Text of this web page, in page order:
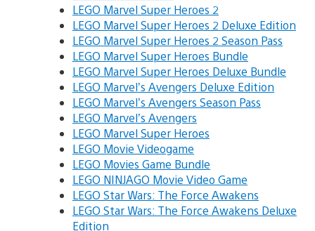
LEGO Marvel Super Heroes 2
LEGO Marvel Super Heroes 2 Deluxe Edition
LEGO Marvel Super Heroes 2 Season Pass
LEGO Marvel Super Heroes Bundle
LEGO Marvel Super Heroes Deluxe Bundle
LEGO Marvel’s Avengers Deluxe Edition
LEGO Marvel’s Avengers Season Pass
LEGO Marvel’s Avengers
LEGO Marvel Super Heroes
LEGO Movie Videogame
LEGO Movies Game Bundle
LEGO NINJAGO Movie Video Game
LEGO Star Wars: The Force Awakens
LEGO Star Wars: The Force Awakens Deluxe
Edition